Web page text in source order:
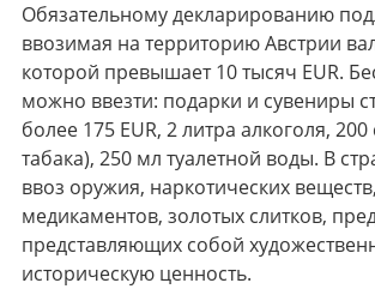
Обязательному декларированию
ввозимая на территорию Австрии
которой превышает 10 тысяч EUR.
можно ввезти: подарки и сувениры
более 175 EUR, 2 литра алкоголя, 200
табака), 250 мл туалетной воды. В
ввоз оружия, наркотических
медикаментов, золотых слитков,
представляющих собой
историческую ценность.